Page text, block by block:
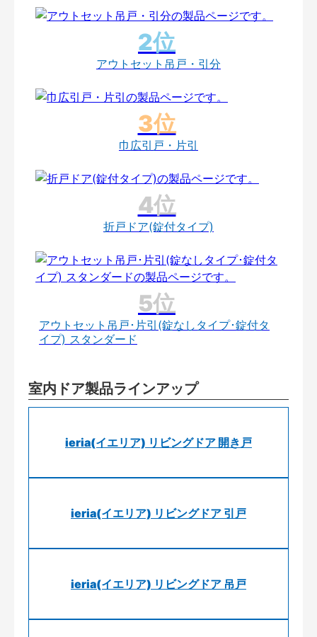
アウトセット吊戸・引分
巾広引戸・片引
折戸ドア(錠付タイプ)
アウトセット吊戸･片引(錠なしタイプ･錠付タ
イプ) スタンダード
室内ドア製品ラインアップ
ieria(イエリア) リビングドア 開き戸
ieria(イエリア) リビングドア 引戸
ieria(イエリア) リビングドア 吊戸